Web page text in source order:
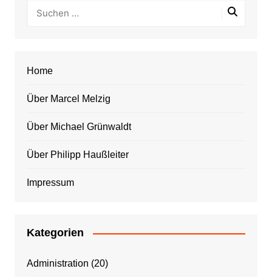
Home
Über Marcel Melzig
Über Michael Grünwaldt
Über Philipp Haußleiter
Impressum
Kategorien
Administration (20)